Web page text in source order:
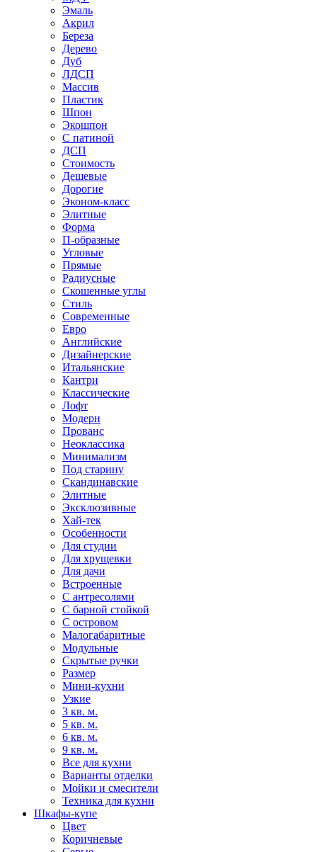
Эмаль
Акрил
Береза
Дерево
Дуб
ЛДСП
Массив
Пластик
Шпон
Экошпон
С патиной
ДСП
Стоимость
Дешевые
Дорогие
Эконом-класс
Элитные
Форма
П-образные
Угловые
Прямые
Радиусные
Скошенные углы
Стиль
Современные
Евро
Английские
Дизайнерские
Итальянские
Кантри
Классические
Лофт
Модерн
Прованс
Неоклассика
Минимализм
Под старину
Скандинавские
Элитные
Эксклюзивные
Хай-тек
Особенности
Для студии
Для хрущевки
Для дачи
Встроенные
С антресолями
С барной стойкой
С островом
Малогабаритные
Модульные
Скрытые ручки
Размер
Мини-кухни
Узкие
3 кв. м.
5 кв. м.
6 кв. м.
9 кв. м.
Все для кухни
Варианты отделки
Мойки и смесители
Техника для кухни
Шкафы-купе
Цвет
Коричневые